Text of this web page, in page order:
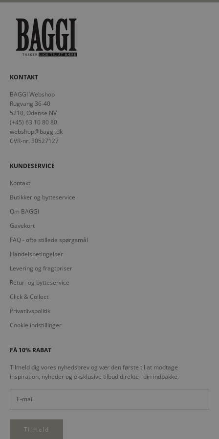
KONTAKT
BAGGI Webshop
Rugvang 36-40
5210, Odense NV
(+45) 63 10 80 80
webshop@baggi.dk
CVR-nr. 30527127
KUNDESERVICE
Kontakt
Butikker og bytteservice
Om BAGGI
Gavekort
FAQ - ofte stillede spørgsmål
Handelsbetingelser
Levering og fragtpriser
Retur- og bytteservice
Click & Collect
Privatlivspolitik
Cookie indstillinger
FÅ 10% RABAT
Tilmeld dig vores nyhedsbrev og vær den første til at modtage
inspiration, nyheder og eksklusive tilbud direkte i din indbakke.
Tilmeld